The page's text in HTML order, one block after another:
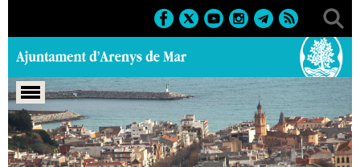
Portada > Regidories > Cultura > Agenda > 08-07-2017